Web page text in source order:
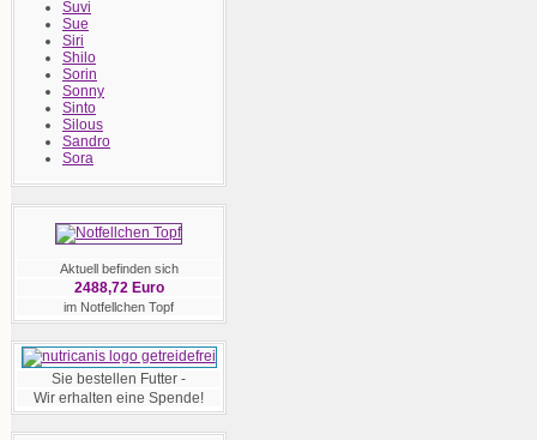
Suvi
Sue
Siri
Shilo
Sorin
Sonny
Sinto
Silous
Sandro
Sora
Aktuell befinden sich
2488,72 Euro
im Notfellchen Topf
Sie bestellen Futter -
Wir erhalten eine Spende!